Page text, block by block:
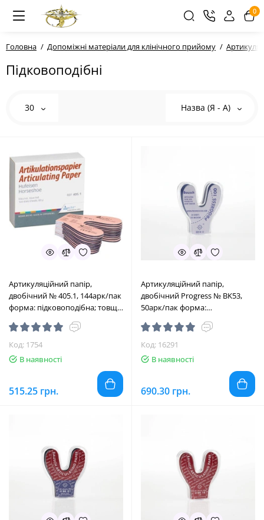
0
Головна Допоміжні матеріали для клінічного прийому
Підковоподібні
30 Назва (Я - А)
Артикуляційний папір,
двобічний № 405.1, 144арк/пак
форма: підковоподібна; товщ.=
80 мкм; колір: синій/
червноний (Alfred Becht/
Альфред Бехт)
Код: 1754
В наявності
515.25 грн.
Артикуляційний папір,
двобічний Progress № BK53,
50арк/пак форма:
підковоподібна; товщ.= 100
мкм; колір: синій (Bausch/
Бауш)
Код: 16291
В наявності
690.30 грн.